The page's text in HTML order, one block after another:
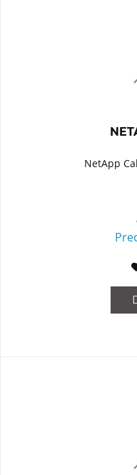
NetApp